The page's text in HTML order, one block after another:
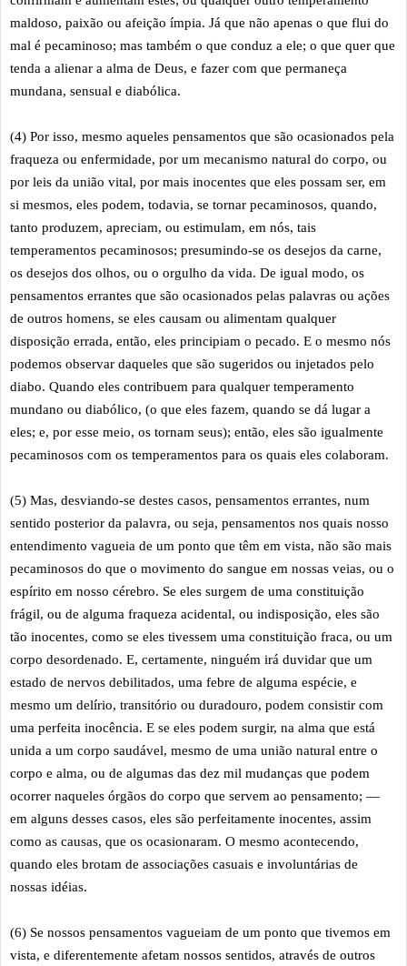
maldoso, paixão ou afeição ímpia. Já que não apenas o que flui do
mal é pecaminoso; mas também o que conduz a ele; o que quer que
tenda a alienar a alma de Deus, e fazer com que permaneça
mundana, sensual e diabólica.
(4) Por isso, mesmo aqueles pensamentos que são ocasionados pela
fraqueza ou enfermidade, por um mecanismo natural do corpo, ou
por leis da união vital, por mais inocentes que eles possam ser, em
si mesmos, eles podem, todavia, se tornar pecaminosos, quando,
tanto produzem, apreciam, ou estimulam, em nós, tais
temperamentos pecaminosos; presumindo-se os desejos da carne,
os desejos dos olhos, ou o orgulho da vida. De igual modo, os
pensamentos errantes que são ocasionados pelas palavras ou ações
de outros homens, se eles causam ou alimentam qualquer
disposição errada, então, eles principiam o pecado. E o mesmo nós
podemos observar daqueles que são sugeridos ou injetados pelo
diabo. Quando eles contribuem para qualquer temperamento
mundano ou diabólico, (o que eles fazem, quando se dá lugar a
eles; e, por esse meio, os tornam seus); então, eles são igualmente
pecaminosos com os temperamentos para os quais eles colaboram.
(5) Mas, desviando-se destes casos, pensamentos errantes, num
sentido posterior da palavra, ou seja, pensamentos nos quais nosso
entendimento vagueia de um ponto que têm em vista, não são mais
pecaminosos do que o movimento do sangue em nossas veias, ou o
espírito em nosso cérebro. Se eles surgem de uma constituição
frágil, ou de alguma fraqueza acidental, ou indisposição, eles são
tão inocentes, como se eles tivessem uma constituição fraca, ou um
corpo desordenado. E, certamente, ninguém irá duvidar que um
estado de nervos debilitados, uma febre de alguma espécie, e
mesmo um delírio, transitório ou duradouro, podem consistir com
uma perfeita inocência. E se eles podem surgir, na alma que está
unida a um corpo saudável, mesmo de uma união natural entre o
corpo e alma, ou de algumas das dez mil mudanças que podem
ocorrer naqueles órgãos do corpo que servem ao pensamento; —
em alguns desses casos, eles são perfeitamente inocentes, assim
como as causas, que os ocasionaram. O mesmo acontecendo,
quando eles brotam de associações casuais e involuntárias de
nossas idéias.
(6) Se nossos pensamentos vagueiam de um ponto que tivemos em
vista, e diferentemente afetam nossos sentidos, através de outros